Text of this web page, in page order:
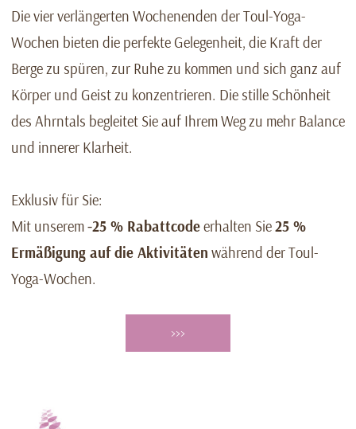
Die vier verlängerten Wochenenden der Toul-Yoga-
Wochen bieten die perfekte Gelegenheit, die Kraft der
Berge zu spüren, zur Ruhe zu kommen und sich ganz auf
Körper und Geist zu konzentrieren. Die stille Schönheit
des Ahrntals begleitet Sie auf Ihrem Weg zu mehr Balance
und innerer Klarheit.
Exklusiv für Sie:
Mit unserem-25 % Rabattcodeerhalten Sie25 %
Ermäßigung auf die Aktivitäten während der Toul-
Yoga-Wochen.
>>>